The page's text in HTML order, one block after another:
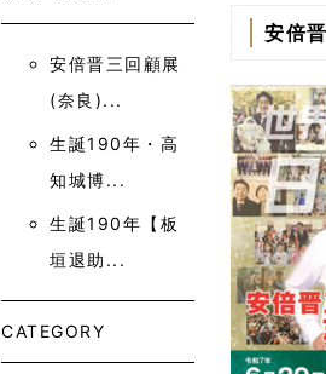
安倍
安倍晋三回顧展
(奈良)...
生誕190年・高
知城博...
生誕190年【板
垣退助...
CATEGORY